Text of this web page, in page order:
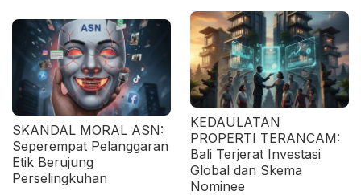
SKANDAL MORAL ASN:
Seperempat Pelanggaran
Etik Berujung
Perselingkuhan
KEDAULATAN
PROPERTI TERANCAM:
Bali Terjerat Investasi
Global dan Skema
Nominee